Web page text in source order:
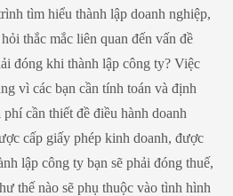
tìm hiểu thành lập doanh nghiệp,
thắc mắc liên quan đến vấn đề
đóng khi thành lập công ty? Việc
vì các bạn cần tính toán và định
cần thiết đề điều hành doanh
cấp giấy phép kinh doanh, được
lập công ty bạn sẽ phải đóng thuế,
thế nào sẽ phụ thuộc vào tình hình